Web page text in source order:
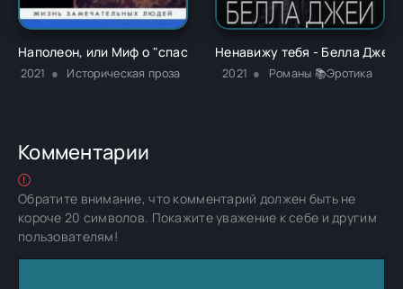
Наполеон, или Миф о "спасителе" - Жан Тюлар
2021 Историческая проза
Ненавижу тебя - Белла Джей
2021 Романы 📚Эротика
Комментарии
Обратите внимание, что комментарий должен быть не
короче 20 символов. Покажите уважение к себе и другим
пользователям!